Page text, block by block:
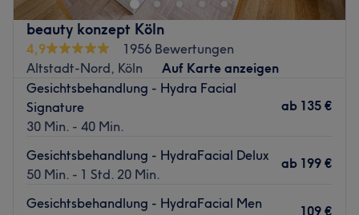
beauty konzept Köln
4,9
1956 Bewertungen
Altstadt-Nord, Köln
Auf Karte anzeigen
Gesichtsbehandlung - Hydra Facial
Signature
30 Min. - 40 Min.
ab 135 €
Gesichtsbehandlung - HydraFacial Delux
50 Min. - 1 Std. 20 Min.
ab 199 €
Gesichtsbehandlung - HydraFacial Men
109 €